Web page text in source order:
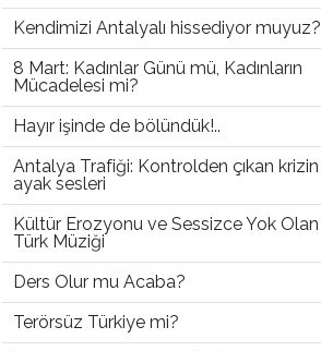
Kendimizi Antalyalı hissediyor muyuz?
8 Mart: Kadınlar Günü mü, Kadınların
Mücadelesi mi?
Hayır işinde de bölündük!..
Antalya Trafiği: Kontrolden çıkan krizin
ayak sesleri
Kültür Erozyonu ve Sessizce Yok Olan
Türk Müziği
Ders Olur mu Acaba?
Terörsüz Türkiye mi?